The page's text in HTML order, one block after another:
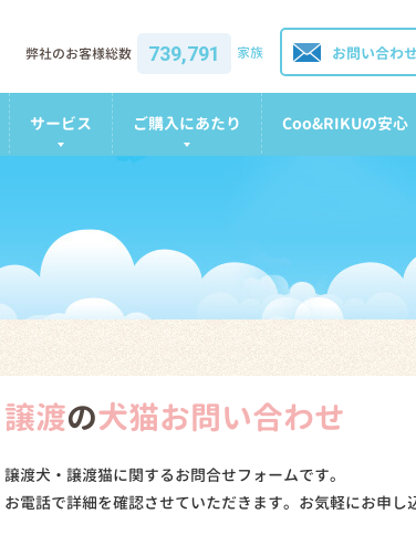
お問い合わ
弊社のお客様総数 739,791 家族
サービス ご購入にあたり Coo&RIKUの安心
譲渡の犬猫お問い合わせ
譲渡犬・譲渡猫に関するお問合せフォームです。
お電話で詳細を確認させていただきます。お気軽にお申し